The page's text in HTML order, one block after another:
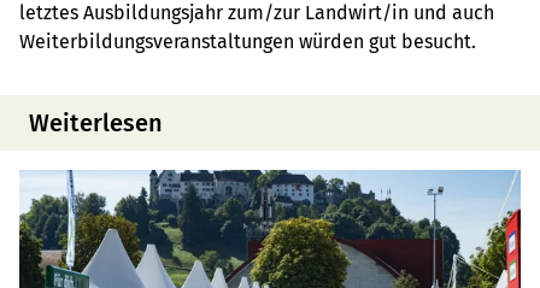
letztes Ausbildungsjahr zum/zur Landwirt/in und auch
Weiterbildungsveranstaltungen würden gut besucht.
Weiterlesen